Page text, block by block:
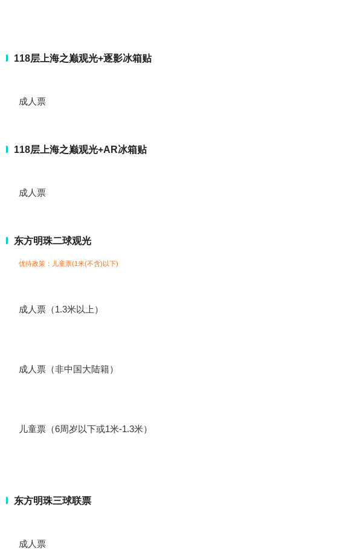
118层上海之巅观光+逐影冰箱贴
成人票
118层上海之巅观光+AR冰箱贴
成人票
东方明珠二球观光
优待政策：儿童票(1米(不含)以下)
成人票（1.3米以上）
成人票（非中国大陆籍）
儿童票（6周岁以下或1米-1.3米）
东方明珠三球联票
成人票